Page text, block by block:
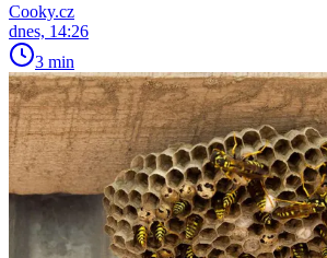
Cooky.cz
dnes, 14:26
3 min